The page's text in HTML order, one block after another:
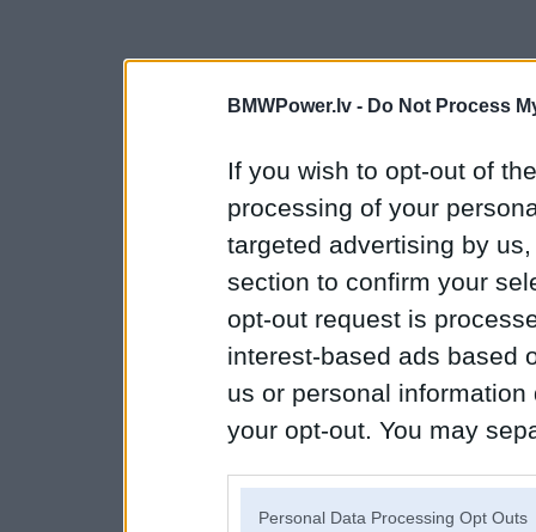
BMWPower.lv - Do Not Process
If you wish to opt-out of
processing of your
targeted advertising by
section to confirm your
opt-out request is
interest-based ads based
us or personal
your opt-out. You may
Personal Data Processing Opt Outs